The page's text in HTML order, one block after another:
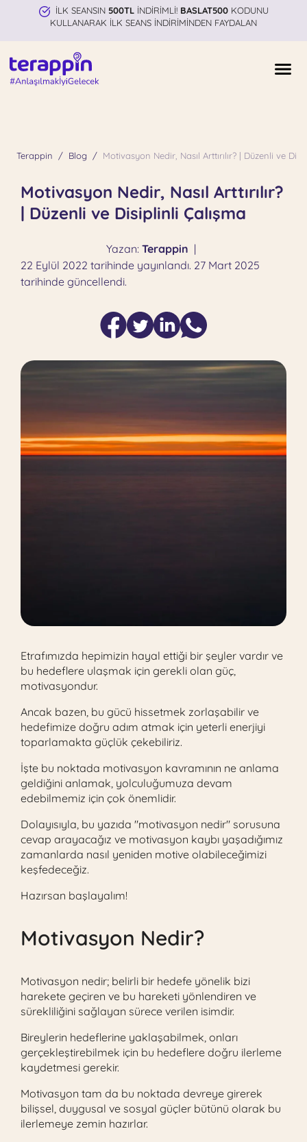
İLK SEANSIN 500TLİNDİRİMLİ! BASLAT500KODUNU
KULLANARAK İLK SEANS İNDİRİMİNDEN FAYDALAN
Terappin Blog Motivasyon Nedir, Nasıl Arttırılır? | Düzenli ve
Motivasyon Nedir, Nasıl Arttırılır?
| Düzenli ve Disiplinli Çalışma
Yazan: Terappin |
22 Eylül 2022 tarihinde yayınlandı. 27 Mart 2025
tarihinde güncellendi.
Etrafımızda hepimizin hayal ettiği bir şeyler vardır ve
bu hedeflere ulaşmak için gerekli olan güç,
motivasyondur.
Ancak bazen, bu gücü hissetmek zorlaşabilir ve
hedefimize doğru adım atmak için yeterli enerjiyi
toparlamakta güçlük çekebiliriz.
İşte bu noktada motivasyon kavramının ne anlama
geldiğini anlamak, yolculuğumuza devam
edebilmemiz için çok önemlidir.
Dolayısıyla, bu yazıda "motivasyon nedir" sorusuna
cevap arayacağız ve motivasyon kaybı yaşadığımız
zamanlarda nasıl yeniden motive olabileceğimizi
keşfedeceğiz.
Hazırsan başlayalım!
Motivasyon Nedir?
Motivasyon nedir; belirli bir hedefe yönelik bizi
harekete geçiren ve bu hareketi yönlendiren ve
sürekliliğini sağlayan sürece verilen isimdir.
Bireylerin hedeflerine yaklaşabilmek, onları
gerçekleştirebilmek için bu hedeflere doğru ilerleme
kaydetmesi gerekir.
Motivasyon tam da bu noktada devreye girerek
bilişsel, duygusal ve sosyal güçler bütünü olarak bu
ilerlemeye zemin hazırlar.